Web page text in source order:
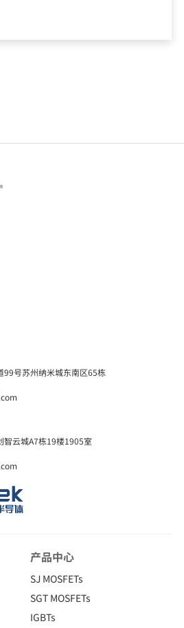
99号苏州纳米城东南区65栋
智云城A7栋19楼1905室
产品中心
SJ MOSFETs
SGT MOSFETs
IGBTs